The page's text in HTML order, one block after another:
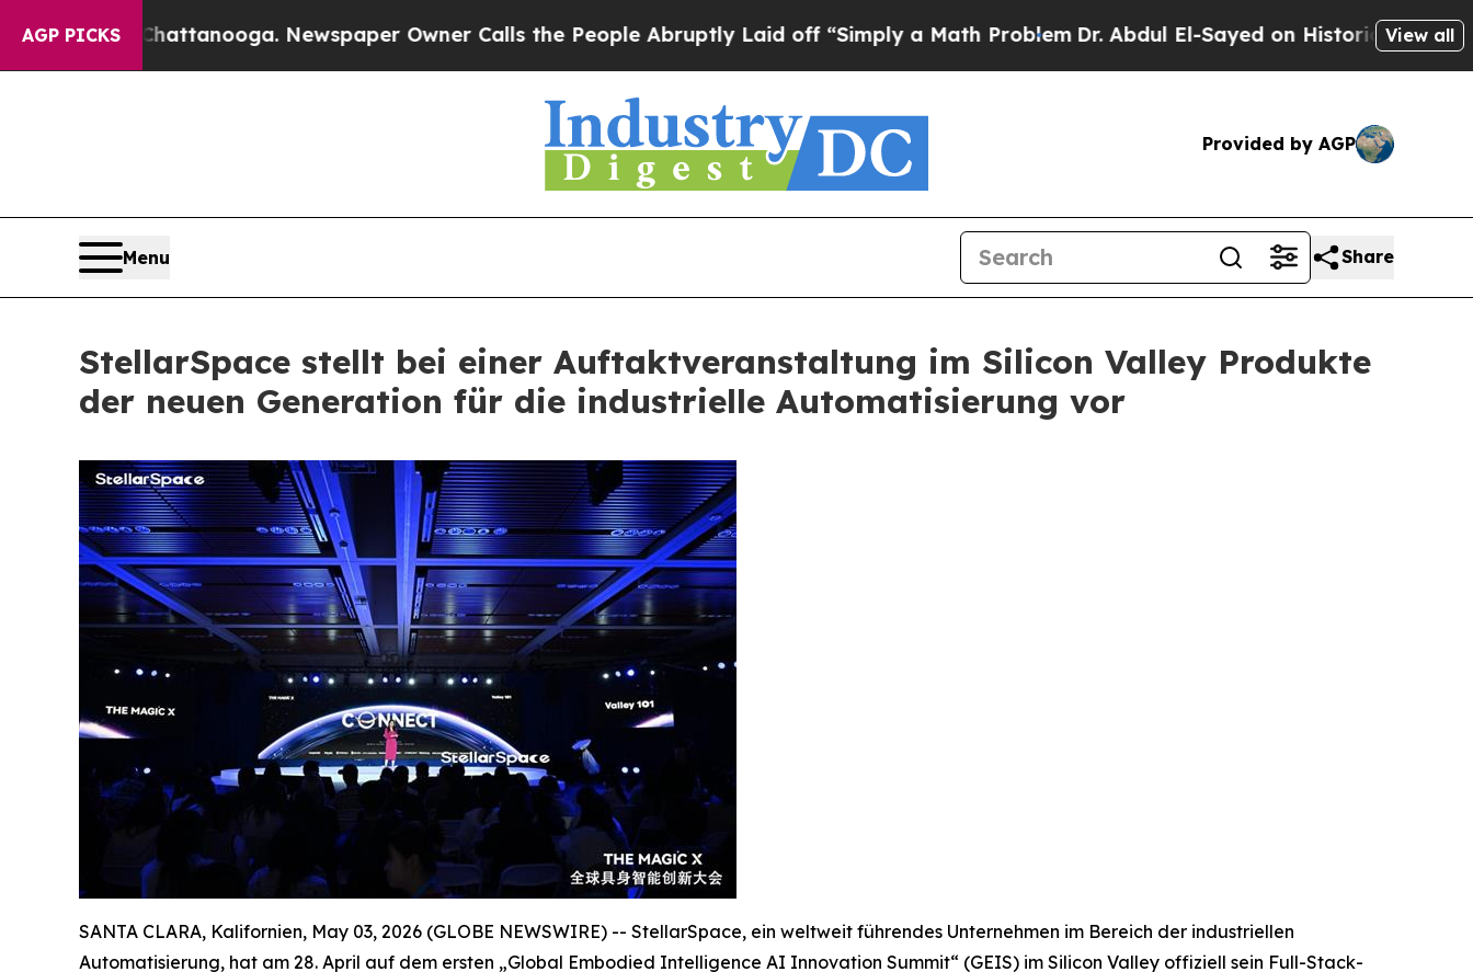
AGP PICKS
Chattanooga. Newspaper Owner Calls the People Abruptly Laid off “Simply a Math Problem Dr. Abdul El-Sayed on Historic Michigan Win:View all
Provided by AGP
Menu Share
StellarSpace stellt bei einer Auftaktveranstaltung im Silicon Valley Produkte
der neuen Generation für die industrielle Automatisierung vor
SANTA CLARA, Kalifornien, May 03, 2026 (GLOBE NEWSWIRE) -- StellarSpace, ein weltweit führendes Unternehmen im Bereich der industriellen
Automatisierung, hat am 28. April auf dem ersten „Global Embodied Intelligence AI Innovation Summit“ (GEIS) im Silicon Valley offiziell sein Full-Stack-